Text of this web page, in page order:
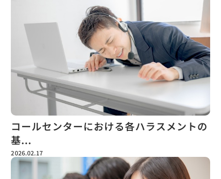
コールセンターにおける各ハラスメントの
基...
2026.02.17